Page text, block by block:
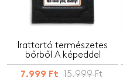
Irattartó természetes
bőrből A képeddel
7.999 Ft 15.999 Ft